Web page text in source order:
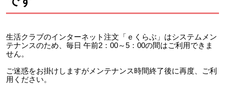
生活クラブのインターネット注文「ｅくらぶ」はシステムメン
テナンスのため、毎日 午前2：00～5：00の間はご利用できま
せん。
ご迷惑をお掛けしますがメンテナンス時間終了後に再度、ご利
用ください。